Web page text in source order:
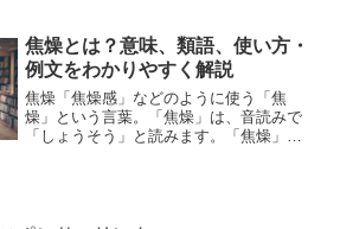
記事では「ケータリング」の意味や使い
方や類語につい...
焦燥とは？意味、類語、使い方・
例文をわかりやすく解説
焦燥「焦燥感」などのように使う「焦
燥」という言葉。「焦燥」は、音読みで
「しょうそう」と読みます。「焦燥」と